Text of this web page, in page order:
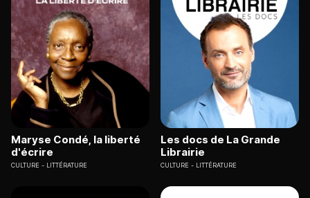
Maryse Condé, la liberté
d'écrire
CULTURE LITTÉRATURE
Les docs de La Grande
Librairie
CULTURE LITTÉRATURE